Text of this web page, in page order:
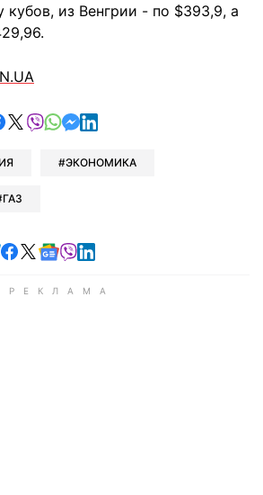
кубов, из Венгрии - по $393,9, а
в Telegram
поделиться в Facebook
поделиться в X
отправить в Viber
отправить в Whatsapp
отправить в Messenger
отправить в LinkedIn
ЭКОНОМИКА
ГАЗ
Читайте в Telegram
Читайте в Facebook
Читайте в X
Читайте в Google news
Читайте в Viber
Читайте в LinkedIn